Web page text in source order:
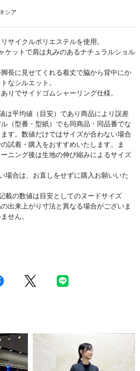
シア
サイクルポリエステルを使用。
ケットで肩は丸みのあるナチュラルショル
長に見せてくれる着丈で脇から背中にか
なシルエット。
りでサイドゴムシャーリング仕様。
は平均値（目安）であり商品により誤差
（型番・型紙）でも同商品・同品番でな
す。数値だけではサイズが合わない場合
試着・購入をおすすめいたします。ま
ニング後は生地の伸び縮みによるサイズ
場合は、お直しをせずに購入お願いいた
載の数値は目安としてのヌードサイズ
出来上がり寸法と異なる場合がございま
せん。